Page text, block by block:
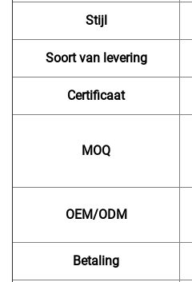
Stijl
Soort van levering
Certificaat
MOQ
OEM/ODM
Betaling